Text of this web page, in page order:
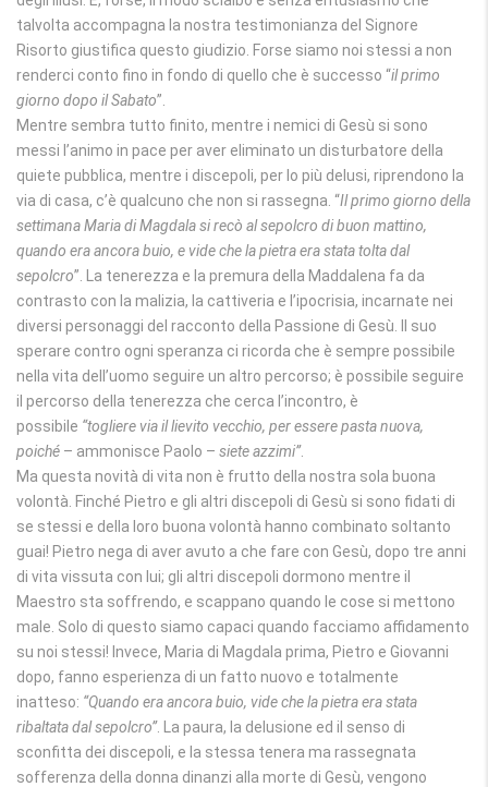
talvolta accompagna la nostra testimonianza del Signore
Risorto giustifica questo giudizio. Forse siamo noi stessi a non
renderci conto fino in fondo di quello che è successo “il primo
giorno dopo il Sabato”.
Mentre sembra tutto finito, mentre i nemici di Gesù si sono
messi l’animo in pace per aver eliminato un disturbatore della
quiete pubblica, mentre i discepoli, per lo più delusi, riprendono la
via di casa, c’è qualcuno che non si rassegna. “Il primo giorno della
settimana Maria di Magdala si recò al sepolcro di buon mattino,
quando era ancora buio, e vide che la pietra era stata tolta dal
sepolcro”. La tenerezza e la premura della Maddalena fa da
contrasto con la malizia, la cattiveria e l’ipocrisia, incarnate nei
diversi personaggi del racconto della Passione di Gesù. Il suo
sperare contro ogni speranza ci ricorda che è sempre possibile
nella vita dell’uomo seguire un altro percorso; è possibile seguire
il percorso della tenerezza che cerca l’incontro, è
possibile “togliere via il lievito vecchio, per essere pasta nuova,
poiché – ammonisce Paolo – siete azzimi”.
Ma questa novità di vita non è frutto della nostra sola buona
volontà. Finché Pietro e gli altri discepoli di Gesù si sono fidati di
se stessi e della loro buona volontà hanno combinato soltanto
guai! Pietro nega di aver avuto a che fare con Gesù, dopo tre anni
di vita vissuta con lui; gli altri discepoli dormono mentre il
Maestro sta soffrendo, e scappano quando le cose si mettono
male. Solo di questo siamo capaci quando facciamo affidamento
su noi stessi! Invece, Maria di Magdala prima, Pietro e Giovanni
dopo, fanno esperienza di un fatto nuovo e totalmente
inatteso: “Quando era ancora buio, vide che la pietra era stata
ribaltata dal sepolcro”. La paura, la delusione ed il senso di
sconfitta dei discepoli, e la stessa tenera ma rassegnata
sofferenza della donna dinanzi alla morte di Gesù, vengono